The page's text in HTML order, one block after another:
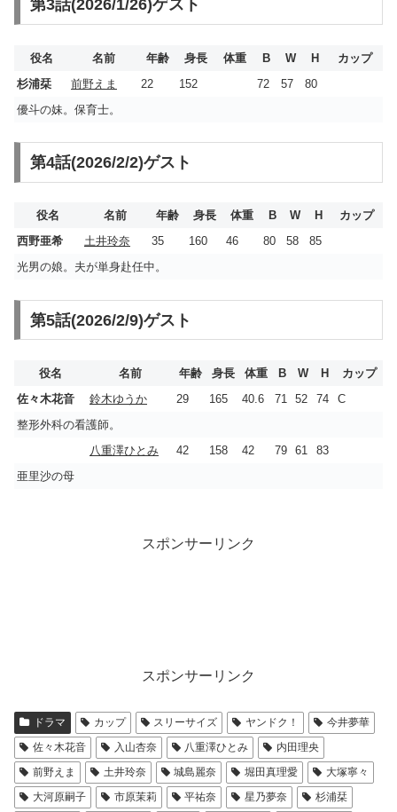
第3話(2026/1/26)ゲスト
役名 名前 年齢 身長 体重 B W H
カップ
杉浦栞
前野えま 22 152 72 57
80
優斗の妹。保育士。
第4話(2026/2/2)ゲスト
役名 名前 年齢 身長 体重 B W H
カップ
西野亜希
土井玲奈 35 160 46 80 58
85
光男の娘。夫が単身赴任中。
第5話(2026/2/9)ゲスト
役名 名前 年齢 身長 体重 B W H
カップ
佐々木花音
鈴木ゆうか 29 165 40.6 71 52 74
C
整形外科の看護師。
八重澤ひとみ
42 158 42 79 61
83
亜里沙の母
スポンサーリンク
スポンサーリンク
ドラマ カップ スリーサイズ ヤンドク！
今井夢華
佐々木花音
入山杏奈 八重澤ひとみ
内田理央
前野えま
土井玲奈 城島麗奈 堀田真理愛
大塚寧々
大河原嗣子
市原茉莉 平祐奈 星乃夢奈
杉浦栞